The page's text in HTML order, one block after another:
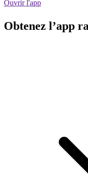
Ouvrir l'app
Obtenez l’app